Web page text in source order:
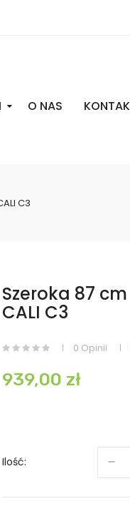
O NAS
C3
Szeroka 87
CALI C3
0 Opinii
939,00 zł
Ilość: